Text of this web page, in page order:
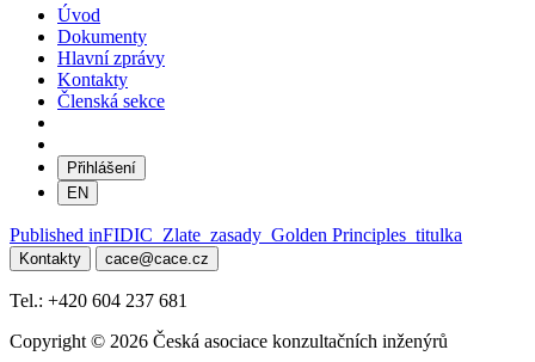
Úvod
Dokumenty
Hlavní zprávy
Kontakty
Členská sekce
Přihlášení
EN
Navigace
pro
příspěvek
Published inFIDIC_Zlate_zasady_Golden Principles_titulka
Kontakty cace@cace.cz
Tel.: +420 604 237 681
Copyright © 2026 Česká asociace konzultačních inženýrů